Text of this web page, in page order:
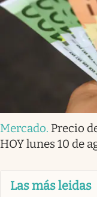
Mercado. Precio
HOY lunes 10 de
Las más leidas